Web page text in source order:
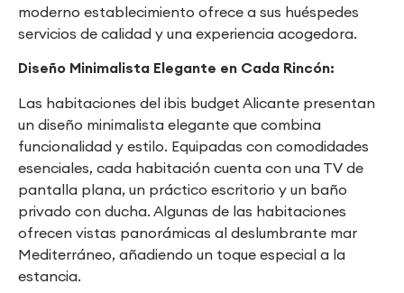
moderno establecimiento ofrece a sus huéspedes
servicios de calidad y una experiencia acogedora.
Diseño Minimalista Elegante en Cada Rincón:
Las habitaciones del ibis budget Alicante presentan
un diseño minimalista elegante que combina
funcionalidad y estilo. Equipadas con comodidades
esenciales, cada habitación cuenta con una TV de
pantalla plana, un práctico escritorio y un baño
privado con ducha. Algunas de las habitaciones
ofrecen vistas panorámicas al deslumbrante mar
Mediterráneo, añadiendo un toque especial a la
estancia.